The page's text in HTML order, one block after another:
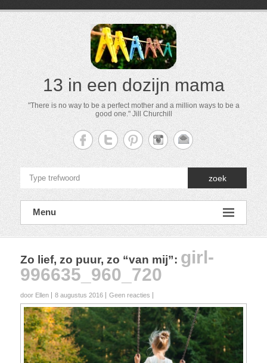
13 in een dozijn mama
"There is no way to be a perfect mother and a million ways to be a
good one." Jill Churchill
zoek
Menu
Zo lief, zo puur, zo “van mij”: girl-
996635_960_720
door Ellen 8 augustus 2016 Geen reacties